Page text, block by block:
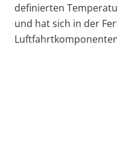
definierten
und hat sich in der